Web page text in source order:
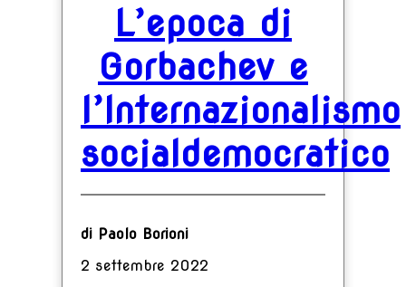
L’epoca di
Gorbachev e
l’Internazionalismo
socialdemocratico
di Paolo Borioni
2 settembre 2022